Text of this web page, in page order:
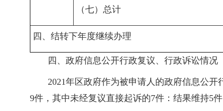
（七）总计
四、结转下年度继续办理
四、政府信息公开行政复议、行政诉讼情况
2021年区政府作为被申请人的政府信息公
9件，其中未经复议直接起诉的7件：结果维持5